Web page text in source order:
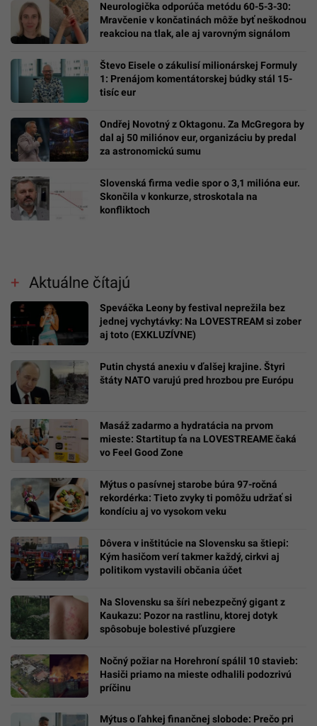
Neurologička odporúča metódu 60-5-3-30:
Mravčenie v končatinách môže byť neškodnou
reakciou na tlak, ale aj varovným signálom
Števo Eisele o zákulisí milionárskej Formuly
1: Prenájom komentátorskej búdky stál 15-
tisíc eur
Ondřej Novotný z Oktagonu. Za McGregora by
dal aj 50 miliónov eur, organizáciu by predal
za astronomickú sumu
Slovenská firma vedie spor o 3,1 milióna eur.
Skončila v konkurze, stroskotala na
konfliktoch
Aktuálne čítajú
Speváčka Leony by festival neprežila bez
jednej vychytávky: Na LOVESTREAM si zober
aj toto (EXKLUZÍVNE)
Putin chystá anexiu v ďalšej krajine. Štyri
štáty NATO varujú pred hrozbou pre Európu
Masáž zadarmo a hydratácia na prvom
mieste: Startitup ťa na LOVESTREAME čaká
vo Feel Good Zone
Mýtus o pasívnej starobe búra 97-ročná
rekordérka: Tieto zvyky ti pomôžu udržať si
kondíciu aj vo vysokom veku
Dôvera v inštitúcie na Slovensku sa štiepi:
Kým hasičom verí takmer každý, cirkvi aj
politikom vystavili občania účet
Na Slovensku sa šíri nebezpečný gigant z
Kaukazu: Pozor na rastlinu, ktorej dotyk
spôsobuje bolestivé pľuzgiere
Nočný požiar na Horehroní spálil 10 stavieb:
Hasiči priamo na mieste odhalili podozrivú
príčinu
Mýtus o ľahkej finančnej slobode: Prečo pri